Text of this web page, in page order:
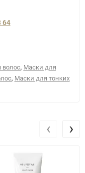
64
волос, Маски для
, Маски для тонких
‹ ›